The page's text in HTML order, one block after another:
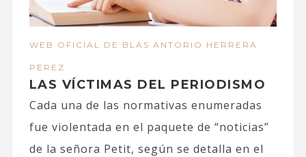
WEB OFICIAL DE BLAS ANTORIO HERRERA
PÉREZ
LAS VÍCTIMAS DEL PERIODISMO
Cada una de las normativas enumeradas
fue violentada en el paquete de “noticias”
de la señora Petit, según se detalla en el